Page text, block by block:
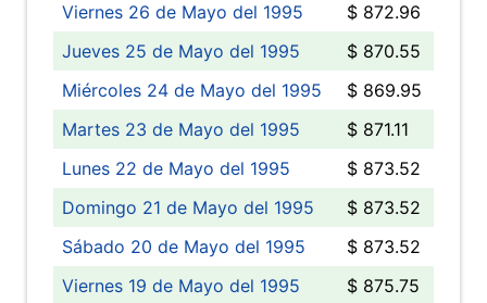
Viernes 26 de Mayo del 1995
$ 872.96
Jueves 25 de Mayo del 1995
$ 870.55
Miércoles 24 de Mayo del 1995
$ 869.95
Martes 23 de Mayo del 1995
$ 871.11
Lunes 22 de Mayo del 1995
$ 873.52
Domingo 21 de Mayo del 1995
$ 873.52
Sábado 20 de Mayo del 1995
$ 873.52
Viernes 19 de Mayo del 1995
$ 875.75